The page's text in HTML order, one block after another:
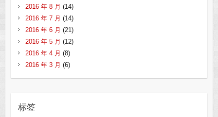
2016 年 8 月 (14)
2016 年 7 月 (14)
2016 年 6 月 (21)
2016 年 5 月 (12)
2016 年 4 月 (8)
2016 年 3 月 (6)
标签